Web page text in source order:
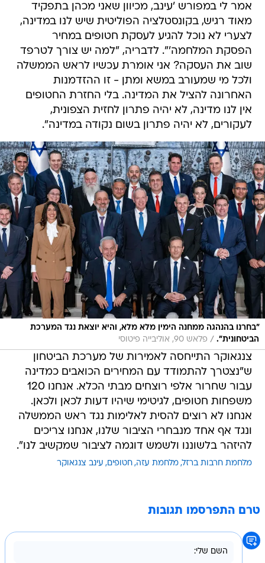
אמר לי במפורש 'עינב, מכיוון שאני מכהן בתפקיד
מאוד רגיש, בקונסטלציה הפוליטית שיש לנו במדינה,
לצערי לא נוכל להגיע לעסקת חטופים במחיר
הפסקת המלחמה'". לדבריה, "למה יש צורך לטרפד
שוב את העסקה? אני אומרת עכשיו לראש הממשלה
ולכל מי שמעורב במשא ומתן - זו ההזדמנות
האחרונה להציל את המדינה. בלי החזרת החטופים
אין לנו מדינה, לא יהיה פתרון לחזית הצפונית,
לעקורים, לא יהיה פתרון בשום נקודה במדינה".
"בחרנו בהנהגה ממחנה הימין מלא מלא, והיא יוצאת נגד המערכת
הביטחונית". / פלאש 90, אוליבייה פיטוסי
צנגאוקר התייחסה לאמירות של מערכת הביטחון
ש"נצטרך להתמודד עם המחירים הכואבים כמדינה
עבור שחרור אלפי רוצחים מבתי הכלא. אנחנו 120
משפחות חטופים, לגיטימי שיהיו דעות לכאן ולכאן.
אנחנו לא רוצים להסית לאלימות נגד ראש הממשלה
ונגד אף אחד מנבחרי הציבור שלנו, אנחנו צריכים
להיזהר בלשוננו ולשמש דוגמה לציבור שמקשיב לנו".
מלחמת חרבות ברזל מלחמת עזה חטופים עינב צנגאוקר
טרם התפרסמו תגובות